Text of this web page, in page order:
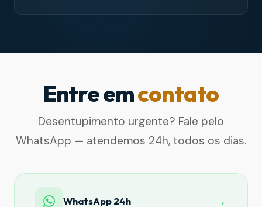
Entre emcontato
Desentupimento urgente? Fale pelo
WhatsApp — atendemos 24h, todos os dias.
WhatsApp 24h →